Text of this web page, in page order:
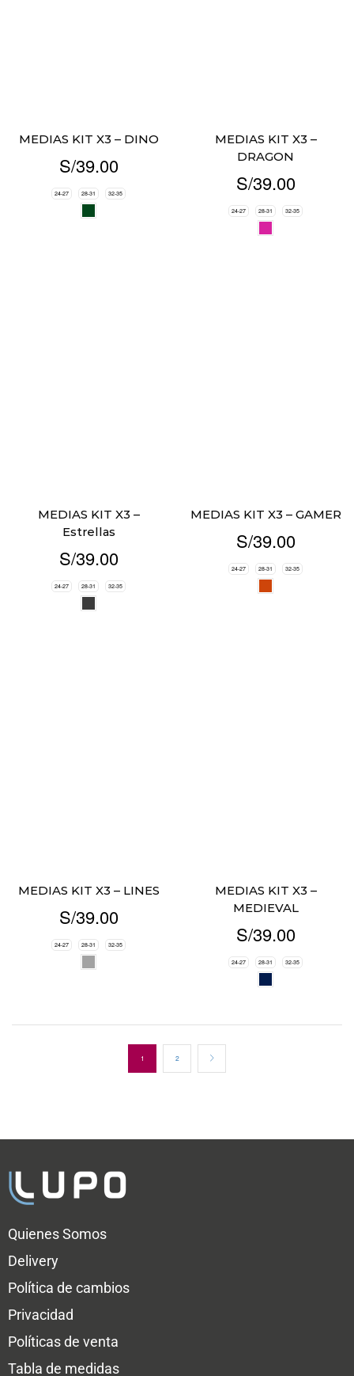
MEDIAS KIT X3 – DINO
S/39.00
24-27 28-31 32-35
MEDIAS KIT X3 –
DRAGON
S/39.00
24-27 28-31 32-35
MEDIAS KIT X3 –
Estrellas
S/39.00
24-27 28-31 32-35
MEDIAS KIT X3 – GAMER
S/39.00
24-27 28-31 32-35
MEDIAS KIT X3 – LINES
S/39.00
24-27 28-31 32-35
MEDIAS KIT X3 –
MEDIEVAL
S/39.00
24-27 28-31 32-35
1 2
Quienes Somos
Delivery
Política de cambios
Privacidad
Políticas de venta
Tabla de medidas